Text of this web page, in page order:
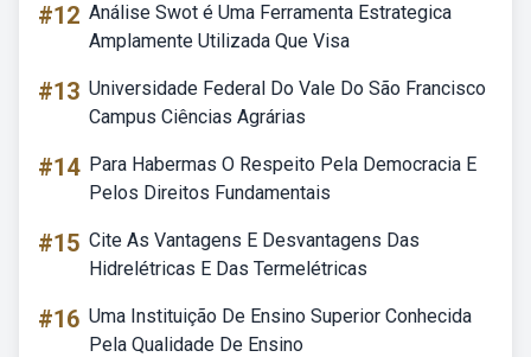
#12 Análise Swot é Uma Ferramenta Estrategica
Amplamente Utilizada Que Visa
#13 Universidade Federal Do Vale Do São Francisco
Campus Ciências Agrárias
#14 Para Habermas O Respeito Pela Democracia E
Pelos Direitos Fundamentais
#15 Cite As Vantagens E Desvantagens Das
Hidrelétricas E Das Termelétricas
#16 Uma Instituição De Ensino Superior Conhecida
Pela Qualidade De Ensino